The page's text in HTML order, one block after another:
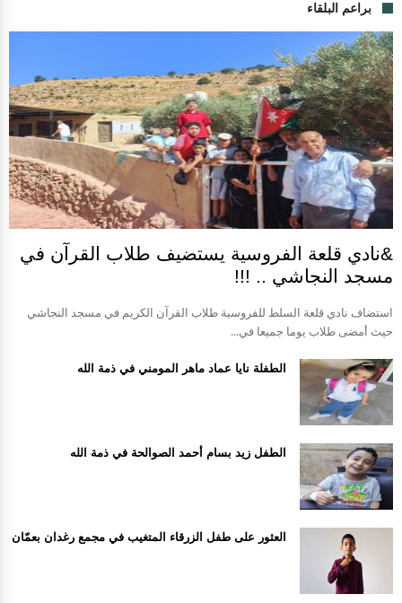
براعم البلقاء
&نادي قلعة الفروسية يستضيف طلاب القرآن في
مسجد النجاشي .. !!!
استضاف نادي قلعة السلط للفروسية طلاب القرآن الكريم في مسجد النجاشي
حيث أمضى طلاب يوما جميعا في...
الطفلة نايا عماد ماهر المومني في ذمة الله
الطفل زيد بسام أحمد الصوالحة في ذمة الله
العثور على طفل الزرقاء المتغيب في مجمع رغدان بعمّان